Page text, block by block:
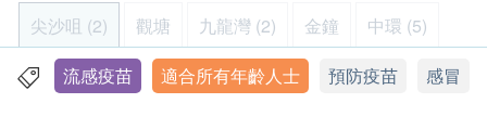
流感病毒會不時衍生新的病毒株，並且沒有規律性，
而疫苗的成分是每年根據流行的病毒株而更新。根據
世界衛生組織的數據，當疫苗株與流行的流感病毒密
郵以確認身份。
體格檢查計劃只適用於18歲或以上人士。
體格檢查計劃不適用於星期日及公眾假期。
眼科檢查計劃不適用於星期六，星期日及公眾假
尖沙咀 (2)
觀塘 九龍灣 (2) 金鐘 中環 (5)
鰂魚涌 (2) 沙田 (4) 屯門 (2) 元朗 (2) 青衣
流感疫苗 適合所有年齡人士 預防疫苗 感冒